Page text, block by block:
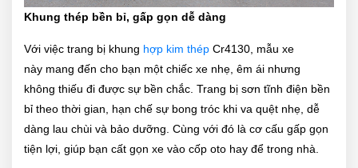
Khung thép bền bỉ, gấp gọn dễ dàng
Với việc trang bị khung hợp kim thép Cr4130, mẫu xe
này mang đến cho bạn một chiếc xe nhẹ, êm ái nhưng
không thiếu đi được sự bền chắc. Trang bị sơn tĩnh điện bền
bỉ theo thời gian, hạn chế sự bong tróc khi va quệt nhẹ, dễ
dàng lau chùi và bảo dưỡng. Cùng với đó là cơ cấu gấp gọn
tiện lợi, giúp bạn cất gọn xe vào cốp oto hay để trong nhà.